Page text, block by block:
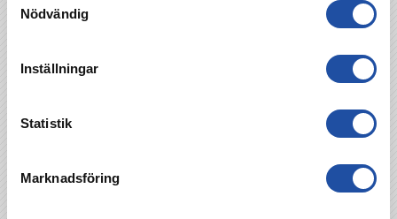
Nödvändig
Inställningar
Statistik
Marknadsföring